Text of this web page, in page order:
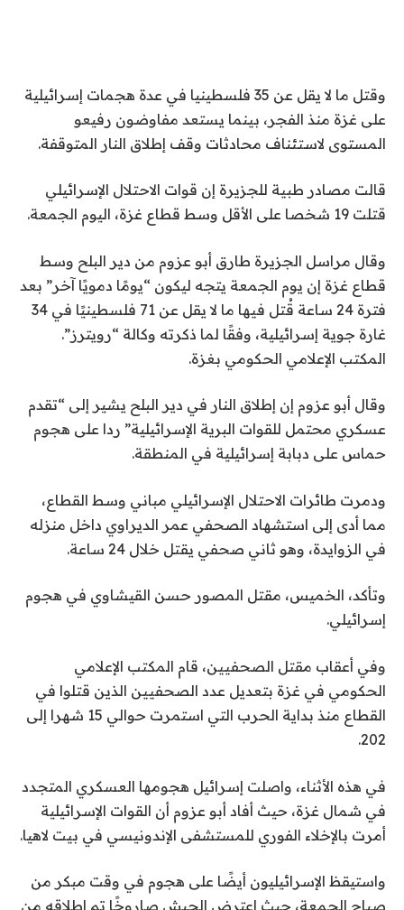
وقتل ما لا يقل عن 35 فلسطينيا في عدة هجمات إسرائيلية
على غزة منذ الفجر، بينما يستعد مفاوضون رفيعو
المستوى لاستئناف محادثات وقف إطلاق النار المتوقفة.
قالت مصادر طبية للجزيرة إن قوات الاحتلال الإسرائيلي
قتلت 19 شخصا على الأقل وسط قطاع غزة، اليوم الجمعة.
وقال مراسل الجزيرة طارق أبو عزوم من دير البلح وسط
قطاع غزة إن يوم الجمعة يتجه ليكون “يومًا دمويًا آخر” بعد
فترة 24 ساعة قُتل فيها ما لا يقل عن 71 فلسطينيًا في 34
غارة جوية إسرائيلية، وفقًا لما ذكرته وكالة “رويترز”.
المكتب الإعلامي الحكومي بغزة.
وقال أبو عزوم إن إطلاق النار في دير البلح يشير إلى “تقدم
عسكري محتمل للقوات البرية الإسرائيلية” ردا على هجوم
حماس على دبابة إسرائيلية في المنطقة.
ودمرت طائرات الاحتلال الإسرائيلي مباني وسط القطاع،
مما أدى إلى استشهاد الصحفي عمر الديراوي داخل منزله
في الزوايدة، وهو ثاني صحفي يقتل خلال 24 ساعة.
وتأكد، الخميس، مقتل المصور حسن القيشاوي في هجوم
إسرائيلي.
وفي أعقاب مقتل الصحفيين، قام المكتب الإعلامي
الحكومي في غزة بتعديل عدد الصحفيين الذين قتلوا في
القطاع منذ بداية الحرب التي استمرت حوالي 15 شهرا إلى
202.
في هذه الأثناء، واصلت إسرائيل هجومها العسكري المتجدد
في شمال غزة، حيث أفاد أبو عزوم أن القوات الإسرائيلية
أمرت بالإخلاء الفوري للمستشفى الإندونيسي في بيت لاهيا.
واستيقظ الإسرائيليون أيضًا على هجوم في وقت مبكر من
صباح الجمعة، حيث اعترض الجيش صاروخًا تم إطلاقه من